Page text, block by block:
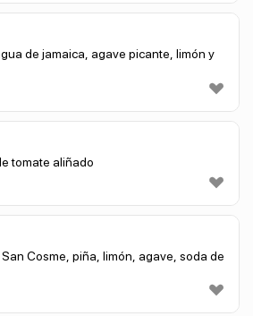
de jamaica, agave picante, limón y
tomate aliñado
Cosme, piña, limón, agave, soda de